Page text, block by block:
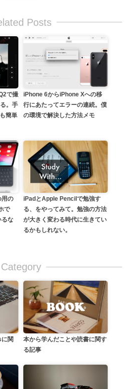
Posts
で撮
。手
簡単
iPhone 6からiPhone Xへの移
行にあたってエラーの連続。僕
の環境で解決した方法メモ
の
で
るな
iPadとApple Pencilで勉強す
る、をやってみて。勉強の方法
が大きく変わる時代に生きてい
るかもしれない。
Category
関
本から学んだことや読書に関す
る記事